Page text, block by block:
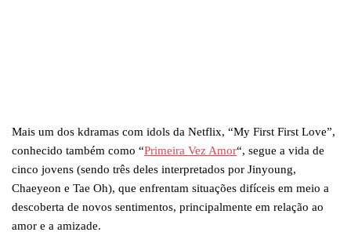
Mais um dos kdramas com idols da Netflix, “My First First Love”,
conhecido também como “Primeira Vez Amor“, segue a vida de
cinco jovens (sendo três deles interpretados por Jinyoung,
Chaeyeon e Tae Oh), que enfrentam situações difíceis em meio a
descoberta de novos sentimentos, principalmente em relação ao
amor e a amizade.